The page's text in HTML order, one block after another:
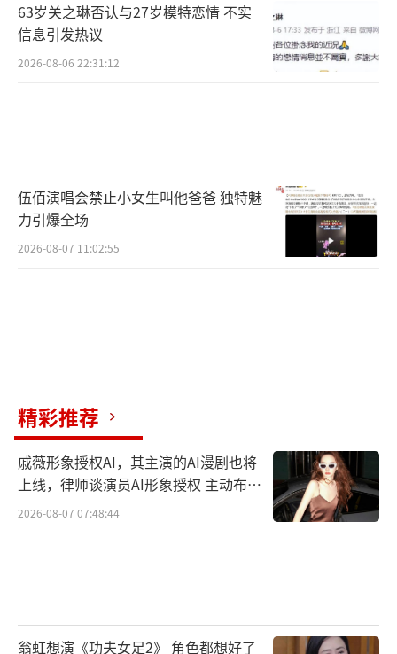
63岁关之琳否认与27岁模特恋情 不实
信息引发热议
2026-08-06 22:31:12
伍佰演唱会禁止小女生叫他爸爸 独特魅
力引爆全场
2026-08-07 11:02:55
精彩推荐
戚薇形象授权AI，其主演的AI漫剧也将
上线，律师谈演员AI形象授权 主动布局
数字资产
2026-08-07 07:48:44
翁虹想演《功夫女足2》 角色都想好了